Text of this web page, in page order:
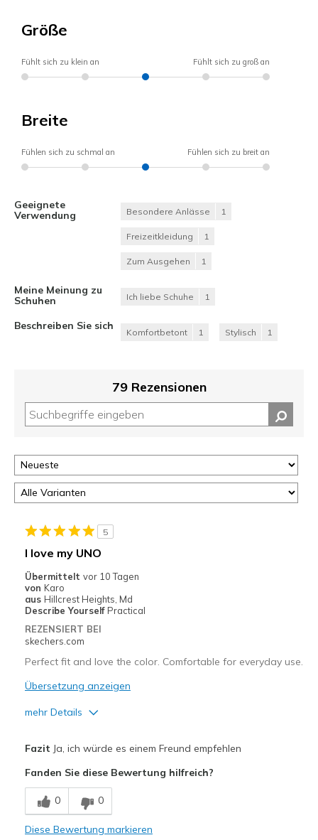
Größe
Fühlt sich zu klein an Fühlt sich zu groß an
Breite
Fühlen sich zu schmal an Fühlen sich zu breit an
Geeignete
Verwendung
Besondere Anlässe 1
Freizeitkleidung 1
Zum Ausgehen 1
Meine Meinung zu
Schuhen
Ich liebe Schuhe 1
Beschreiben Sie sich
Komfortbetont 1 Stylisch 1
79 Rezensionen
5
I love my UNO
Übermittelt vor 10 Tagen
von Karo
aus Hillcrest Heights, Md
Describe Yourself Practical
REZENSIERT BEI
skechers.com
Perfect fit and love the color. Comfortable for everyday use.
Übersetzung anzeigen
mehr Details
Breathe Well
Comfortable
Fazit Ja, ich würde es einem Freund empfehlen
Fanden Sie diese Bewertung hilfreich?
0 0
Diese Bewertung markieren